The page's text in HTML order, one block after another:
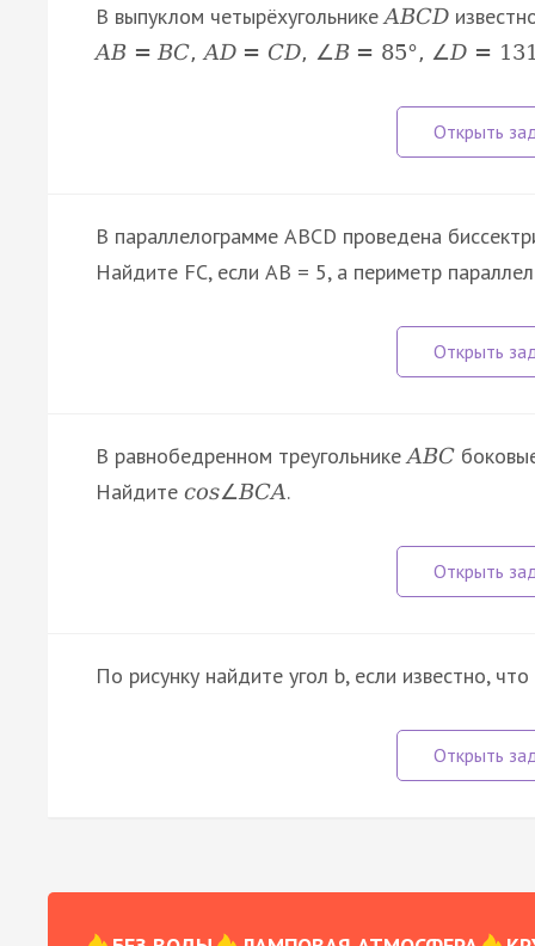
В выпуклом четырёхугольникеABCD
AB = BC, AD = CD, ∠B = 85°, ∠D =
В параллелограмме ABCD проведена
Найдите FC, если AB = 5, а периметр
В равнобедренном треугольникеABC
Найдите cos∠BCA.
По рисунку найдите угол b, если известно,